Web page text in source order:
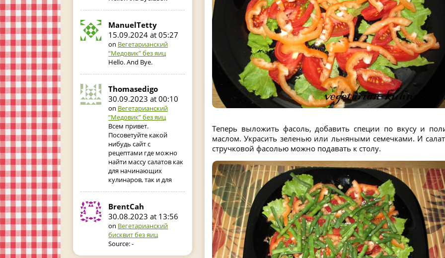
ManuelTetty
15.09.2024 at 05:27
on Вегетарианский
“Медовик” без яиц
Hello. And Bye.
Thomasedigo
30.09.2023 at 00:10
on Вегетарианский
“Медовик” без яиц
Всем привет.
Посоветуйте какой
нибудь сайт с
рецептами где можно
найти массу салатов как
для начинающих
кулинаров, так и для
BrentCah
30.08.2023 at 13:56
on Вегетарианский
бисквит без яиц
Source: -
Теперь выложить фасоль, добавить специи по вкусу и
маслом. Украсить зеленью или льняными семечками. И
стручковой фасолью можно подавать к столу.